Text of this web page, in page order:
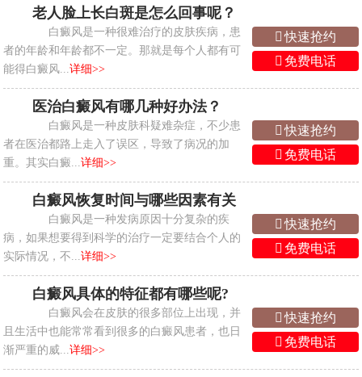
老人脸上长白斑是怎么回事呢？
白癜风是一种很难治疗的皮肤疾病，患
者的年龄和年龄都不一定。那就是每个人都有可
能得白癜风...详细>>
快速抢约
免费电话
医治白癜风有哪几种好办法？
白癜风是一种皮肤科疑难杂症，不少患
者在医治都路上走入了误区，导致了病况的加
重。其实白癜...详细>>
快速抢约
免费电话
白癜风恢复时间与哪些因素有关
白癜风是一种发病原因十分复杂的疾
病，如果想要得到科学的治疗一定要结合个人的
实际情况，不...详细>>
快速抢约
免费电话
白癜风具体的特征都有哪些呢?
白癜风会在皮肤的很多部位上出现，并
且生活中也能常常看到很多的白癜风患者，也日
渐严重的威...详细>>
快速抢约
免费电话